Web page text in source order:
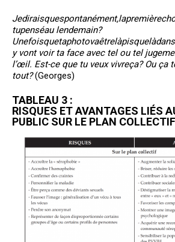
Jediraisquespontanément,lapremière
tupenséau lendemain?
Unefoisquetaphotovaêtrelàpisquelàdans
y vont voir ta face avec tel ou tel
l’œil. Est-ce que tu veux vivreça? Ou ça
tout?(Georges)
TABLEAU 3 :
RISQUES ET AVANTAGES LIÉS
PUBLIC SUR LE PLAN COLLECTIF